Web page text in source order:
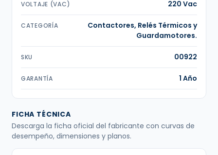
VOLTAJE (VAC) 220 Vac
CATEGORÍA
Contactores, Relés Térmicos y
Guardamotores.
SKU 00922
GARANTÍA 1 Año
FICHA TÉCNICA
Descarga la ficha oficial del fabricante con curvas de
desempeño, dimensiones y planos.